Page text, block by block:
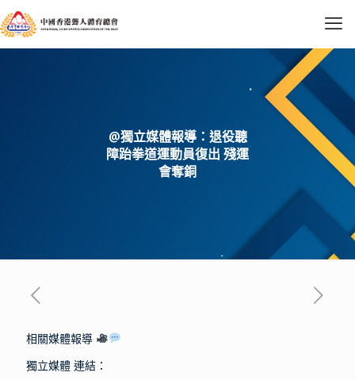
@獨立媒體報導：退役聽
障跆拳道運動員復出 殘運
會奪銅
相關媒體報導
獨立媒體 連結：